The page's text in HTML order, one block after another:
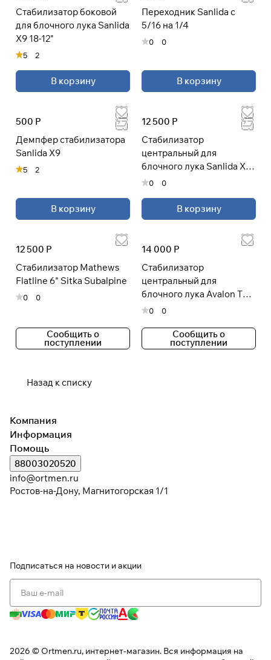
Стабилизатор боковой
для блочного лука Sanlida
X9 18-12"
5 2
В корзину
Переходник Sanlida с
5/16 на 1/4
0 0
В корзину
500 Р
Демпфер стабилизатора
Sanlida X9
5 2
В корзину
12 500 Р
Стабилизатор
центральный для
блочного лука Sanlida X10
14-30"
0 0
В корзину
12 500 Р
Cтабилизатор Mathews
Flatline 6" Sitka Subalpine
0 0
Сообщить о
поступлении
14 000 Р
Стабилизатор
центральный для
блочного лука Avalon TEC
X MAXX 13mm 48T 30"
0 0
Сообщить о
поступлении
Назад к списку
Компания
Информация
Помощь
88003020520
info@ortmen.ru
Ростов-на-Дону, Магнитогорская 1/1
Подписаться на новости и акции
2026 © Ortmen.ru, интернет-магазин. Вся информация на